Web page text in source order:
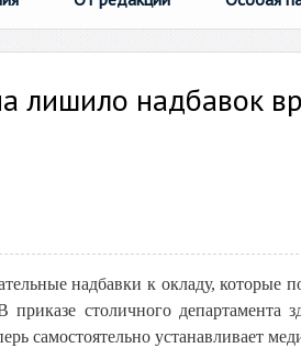
лишило надбавок
надбавки к окладу, которые
столичного департамента
самостоятельно устанавливает